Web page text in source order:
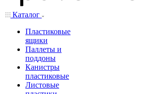
Каталог
Пластиковые
ящики
Паллеты и
поддоны
Канистры
пластиковые
Листовые